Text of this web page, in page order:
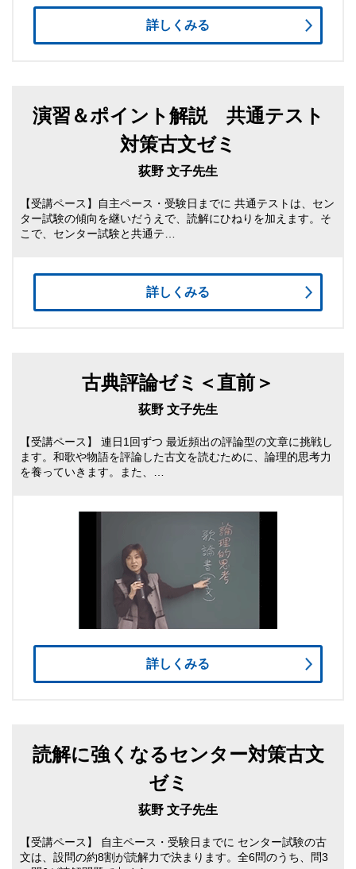
詳しくみる
演習＆ポイント解説 共通テスト
対策古文ゼミ
荻野 文子先生
【受講ペース】自主ペース・受験日までに 共通テストは、セン
ター試験の傾向を継いだうえで、読解にひねりを加えます。そ
こで、センター試験と共通テ…
詳しくみる
古典評論ゼミ＜直前＞
荻野 文子先生
【受講ペース】 連日1回ずつ 最近頻出の評論型の文章に挑戦し
ます。和歌や物語を評論した古文を読むために、論理的思考力
を養っていきます。また、…
詳しくみる
読解に強くなるセンター対策古文
ゼミ
荻野 文子先生
【受講ペース】 自主ペース・受験日までに センター試験の古
文は、設問の約8割が読解力で決まります。全6問のうち、問3